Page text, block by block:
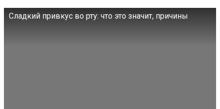
Сладкий привкус во рту: что это значит, причины